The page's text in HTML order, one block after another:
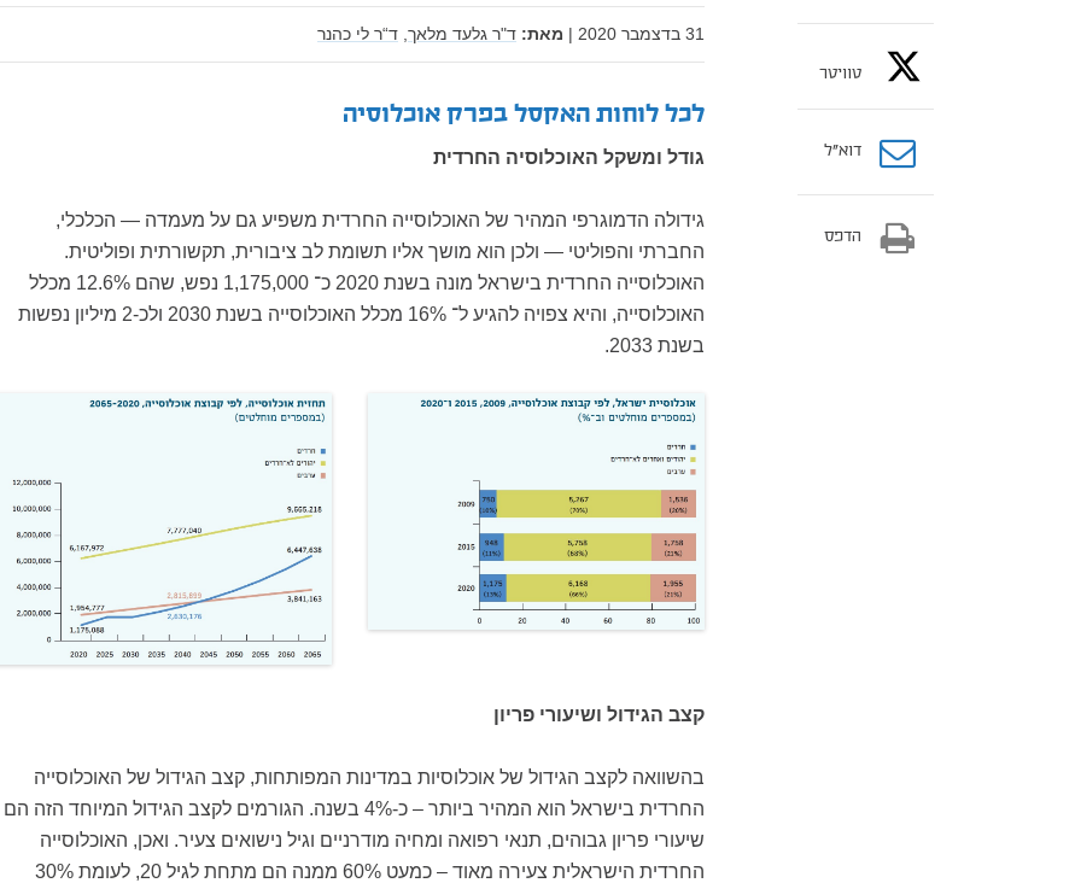
31 בדצמבר 2020 | מאת: ד"ר גלעד מלאך, ד“ר לי כהנר
לכל לוחות האקסל בפרק אוכלוסיה
גודל ומשקל האוכלוסיה החרדית
גידולה הדמוגרפי המהיר של האוכלוסייה החרדית משפיע גם על מעמדה — הכלכלי,
החברתי והפוליטי — ולכן הוא מושך אליו תשומת לב ציבורית, תקשורתית ופוליטית.
האוכלוסייה החרדית בישראל מונה בשנת 2020 כ־ 1,175,000 נפש, שהם 12.6% מכלל
האוכלוסייה, והיא צפויה להגיע ל־ 16% מכלל האוכלוסייה בשנת 2030 ולכ-2 מיליון נפשות
בשנת 2033.
קצב הגידול ושיעורי פריון
בהשוואה לקצב הגידול של אוכלוסיות במדינות המפותחות, קצב הגידול של האוכלוסייה
החרדית בישראל הוא המהיר ביותר – כ-4% בשנה. הגורמים לקצב הגידול המיוחד הזה הם
שיעורי פריון גבוהים, תנאי רפואה ומחיה מודרניים וגיל נישואים צעיר. ואכן, האוכלוסייה
החרדית הישראלית צעירה מאוד – כמעט 60% ממנה הם מתחת לגיל 20, לעומת 30%
טוויטר
דוא”ל
הדפס